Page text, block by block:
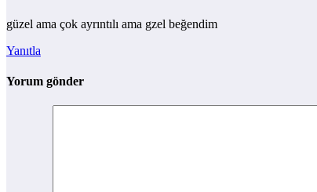
güzel ama çok ayrıntılı ama gzel beğendim
Yanıtla
Yorum gönder